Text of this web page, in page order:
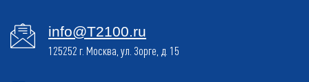
info@T2100.ru
125252 г. Москва, ул. Зорге, д. 15